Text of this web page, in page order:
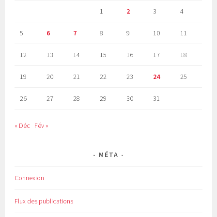
1 2 3 4
5 6 7 8 9 10 11
12 13 14 15 16 17 18
19 20 21 22 23 24 25
26 27 28 29 30 31
« Déc Fév »
MÉTA
Connexion
Flux des publications